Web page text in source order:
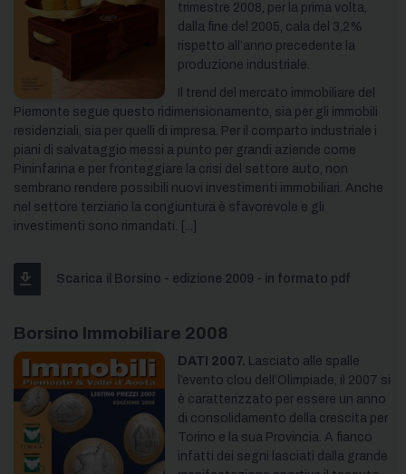
trimestre 2008, per la prima volta,
dalla fine del 2005, cala del 3,2%
rispetto all’anno precedente la
produzione industriale.
Il trend del mercato immobiliare del
Piemonte segue questo ridimensionamento, sia per gli immobili
residenziali, sia per quelli di impresa. Per il comparto industriale i
piani di salvataggio messi a punto per grandi aziende come
Pininfarina e per fronteggiare la crisi del settore auto, non
sembrano rendere possibili nuovi investimenti immobiliari. Anche
nel settore terziario la congiuntura è sfavorevole e gli
investimenti sono rimandati. [...]
Scarica il Borsino - edizione 2009 - in formato pdf
Borsino Immobiliare 2008
DATI 2007. Lasciato alle spalle
l’evento clou dell’Olimpiade, il 2007 si
è caratterizzato per essere un anno
di consolidamento della crescita per
Torino e la sua Provincia. A fianco
infatti dei segni lasciati dalla grande